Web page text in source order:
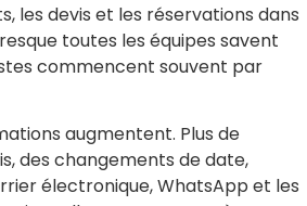
les devis et les réservations dans
toutes les équipes savent
commencent souvent par
augmentent. Plus de
des changements de date,
électronique, WhatsApp et les